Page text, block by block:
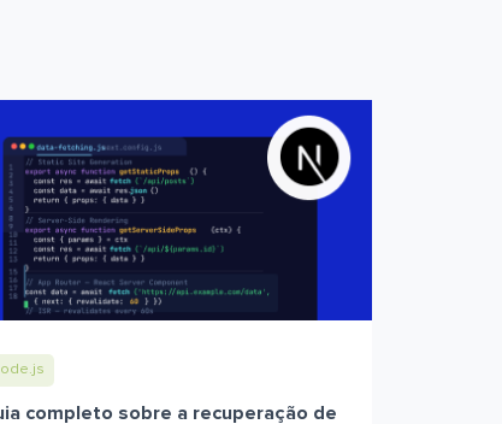
completo sobre a recuperação de